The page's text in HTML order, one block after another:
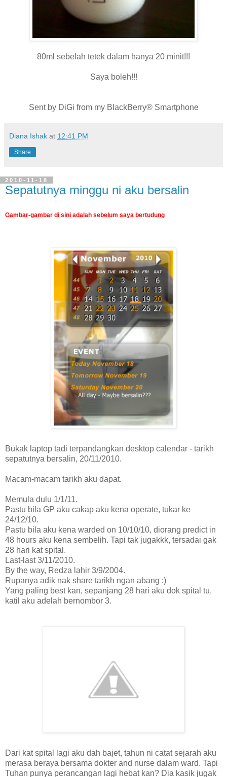
80ml sebelah tetek dalam hanya 20 minit!!!
Saya boleh!!!
Sent by DiGi from my BlackBerry® Smartphone
Diana Ishak at 12:41 PM
Share
2010-11-18
Sepatutnya minggu ni aku bersalin
Gambar-gambar di sini adalah sebelum saya bertudung
Bukak laptop tadi terpandangkan desktop calendar - tarikh
sepatutnya bersalin, 20/11/2010.
Macam-macam tarikh aku dapat.
Memula dulu 1/1/11.
Pastu bila GP aku cakap aku kena operate, tukar ke
24/12/10.
Pastu bila aku kena warded on 10/10/10, diorang predict in
48 hours aku kena sembelih. Tapi tak jugakkk, tersadai gak
28 hari kat spital.
Last-last 3/11/2010.
By the way, Redza lahir 3/9/2004.
Rupanya adik nak share tarikh ngan abang :)
Yang paling best kan, sepanjang 28 hari aku dok spital tu,
katil aku adelah bernombor 3.
Dari kat spital lagi aku dah bajet, tahun ni catat sejarah aku
merasa beraya bersama dokter and nurse dalam ward. Tapi
Tuhan punya perancangan lagi hebat kan? Dia kasik jugak